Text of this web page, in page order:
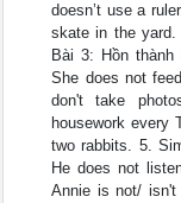
doesn’t use a
skate in the yard.
Bài 3: Hồn
She does not
don't take
housework every
two rabbits. 5.
He does not
Annie is not/